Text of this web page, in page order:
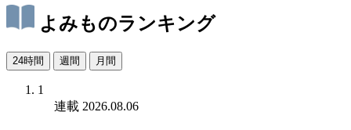
よみものランキング
24時間 週間 月間
1
連載 2026.08.06